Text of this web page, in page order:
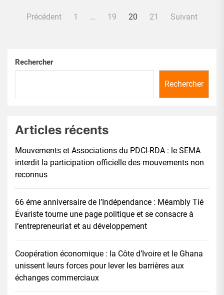
Pagination
Précédent 1 … 19 20 21 Suivant
Rechercher
Rechercher
Articles récents
Mouvements et Associations du PDCI-RDA : le SEMA
interdit la participation officielle des mouvements non
reconnus
66 éme anniversaire de l’Indépendance : Méambly Tié
Évariste tourne une page politique et se consacre à
l’entrepreneuriat et au développement
Coopération économique : la Côte d’Ivoire et le Ghana
unissent leurs forces pour lever les barrières aux
échanges commerciaux